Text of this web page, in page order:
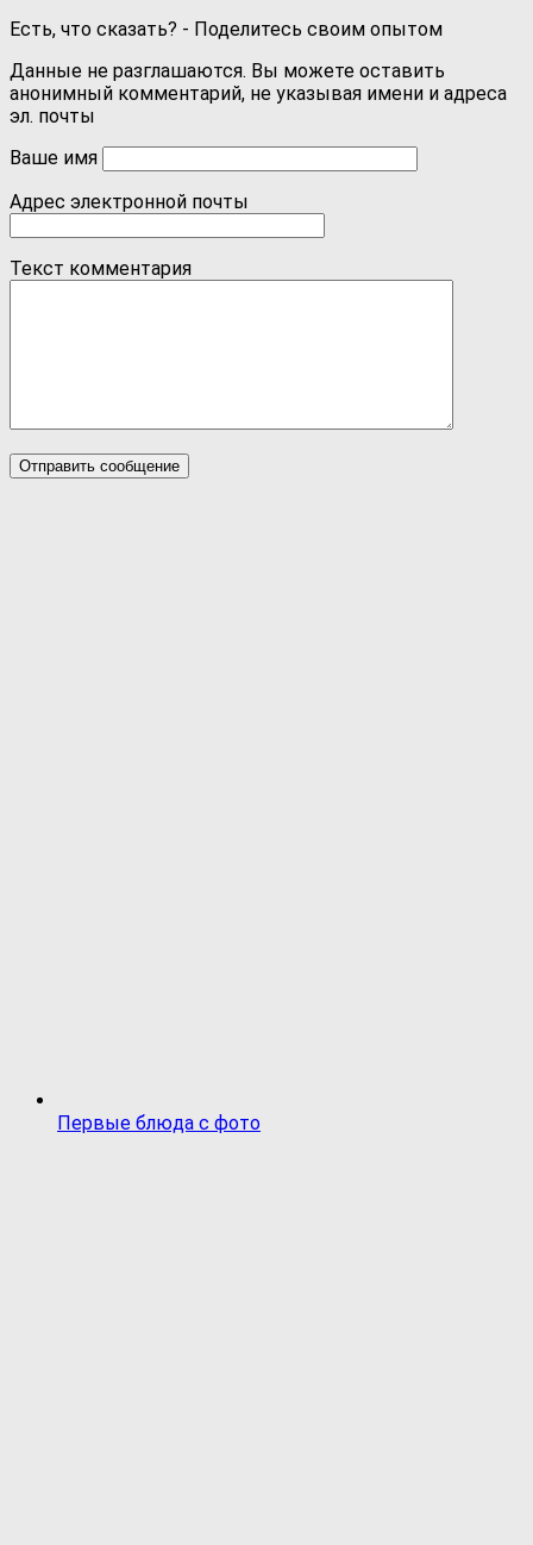
Есть, что сказать? - Поделитесь своим опытом
Данные не разглашаются. Вы можете оставить
анонимный комментарий, не указывая имени и адреса
эл. почты
Ваше имя
Адрес электронной почты
Текст комментария
Первые блюда с фото